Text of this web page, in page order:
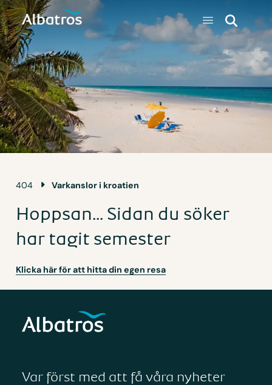
404 Varkanslor i kroatien
Hoppsan... Sidan du söker
har tagit semester
Klicka här för att hitta din egen resa
Var först med att få våra nyheter